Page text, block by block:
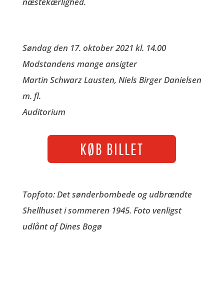
Søndag den 17. oktober 2021 kl. 14.00
Modstandens mange ansigter
Martin Schwarz Lausten, Niels Birger Danielsen
m. fl.
Auditorium
KØB BILLET
Topfoto: Det sønderbombede og udbrændte
Shellhuset i sommeren 1945. Foto venligst
udlånt af Dines Bogø